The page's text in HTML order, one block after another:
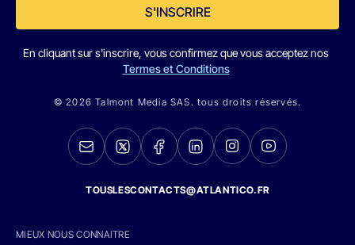
S'INSCRIRE
En cliquant sur s'inscrire, vous confirmez que vous acceptez nos
Termes et Conditions
© 2026 Talmont Media SAS. tous droits réservés.
TOUSLESCONTACTS@ATLANTICO.FR
MIEUX NOUS CONNAITRE